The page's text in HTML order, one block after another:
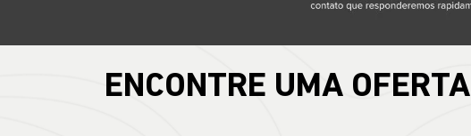
ENCONTRE UMA OFERTA